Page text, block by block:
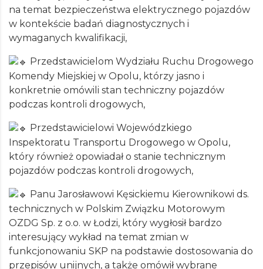
na temat bezpieczeństwa elektrycznego pojazdów
w kontekście badań diagnostycznych i
wymaganych kwalifikacji,
Przedstawicielom Wydziału Ruchu Drogowego
Komendy Miejskiej w Opolu, którzy jasno i
konkretnie omówili stan techniczny pojazdów
podczas kontroli drogowych,
Przedstawicielowi Wojewódzkiego
Inspektoratu Transportu Drogowego w Opolu,
który również opowiadał o stanie technicznym
pojazdów podczas kontroli drogowych,
Panu Jarosławowi Kęsickiemu Kierownikowi ds.
technicznych w Polskim Związku Motorowym
OZDG Sp. z o.o. w Łodzi, który wygłosił bardzo
interesujący wykład na temat zmian w
funkcjonowaniu SKP na podstawie dostosowania do
przepisów unijnych, a także omówił wybrane